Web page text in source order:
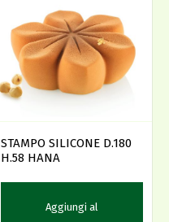
STAMPO SILICONE D.180
H.58 HANA
Aggiungi al